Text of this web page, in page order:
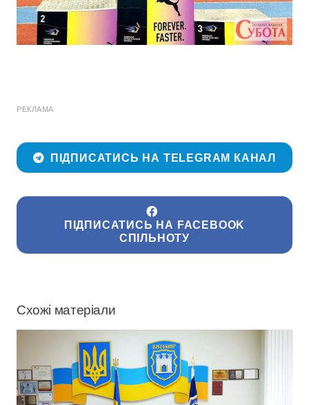
РЕКЛАМА
ПІДПИСАТИСЬ НА TELEGRAM КАНАЛ
ПІДПИСАТИСЬ НА FACEBOOK
СПІЛЬНОТУ
Схожі матеріали